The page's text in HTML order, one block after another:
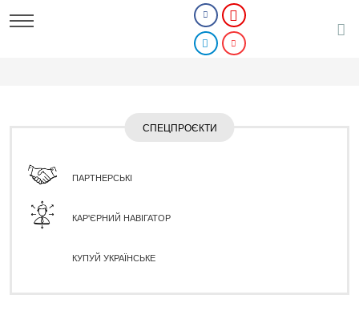
СПЕЦПРОЄКТИ
ПАРТНЕРСЬКІ
КАР'ЄРНИЙ НАВІГАТОР
КУПУЙ УКРАЇНСЬКЕ